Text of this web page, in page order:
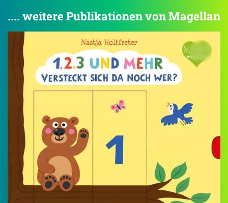
.... weitere Publikationen von Magellan